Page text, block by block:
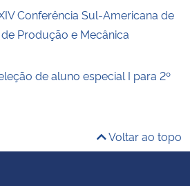
Conferência Sul-Americana de
Produção e Mecânica
de aluno especial I para 2º
Voltar ao topo